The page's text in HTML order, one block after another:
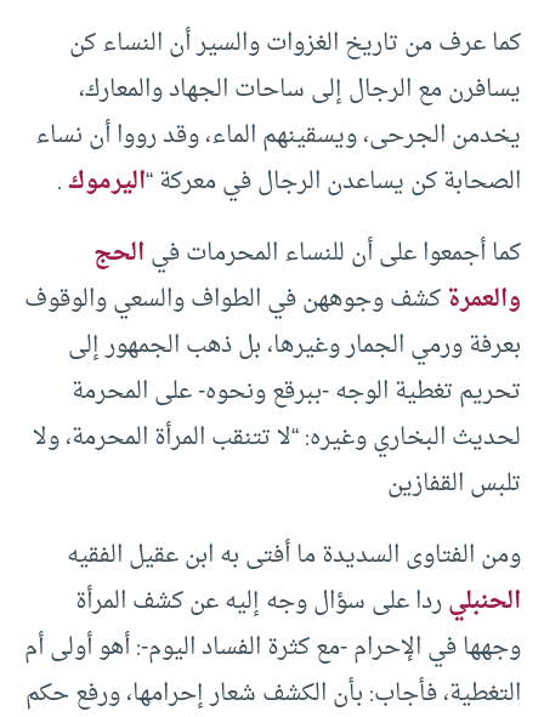
كما عرف من تاريخ الغزوات والسير أن النساء كن
يسافرن مع الرجال إلى ساحات الجهاد والمعارك،
يخدمن الجرحى، ويسقينهم الماء، وقد رووا أن نساء
الصحابة كن يساعدن الرجال في معركة “اليرموك.
كما أجمعوا على أن للنساء المحرمات فيالحج
والعمرةكشف وجوههن في الطواف والسعي والوقوف
بعرفة ورمي الجمار وغيرها، بل ذهب الجمهور إلى
تحريم تغطية الوجه -ببرقع ونحوه- على المحرمة
لحديث البخاري وغيره: “لا تتنقب المرأة المحرمة، ولا
تلبس القفازين
ومن الفتاوى السديدة ما أفتى به ابن عقيل الفقيه
الحنبليردا على سؤال وجه إليه عن كشف المرأة
وجهها في الإحرام -مع كثرة الفساد اليوم-: أهو أولى أم
التغطية، فأجاب: بأن الكشف شعار إحرامها، ورفع حكم